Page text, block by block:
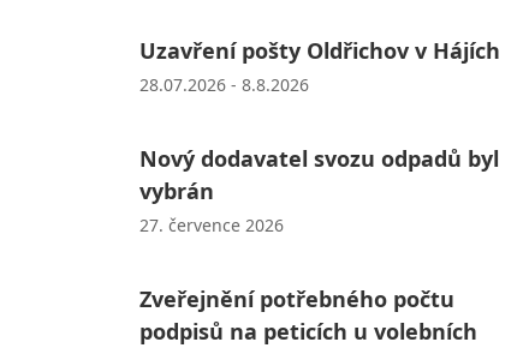
Uzavření pošty Oldřichov v Hájích
28.07.2026 - 8.8.2026
Nový dodavatel svozu odpadů byl
vybrán
27. července 2026
Zveřejnění potřebného počtu
podpisů na peticích u volebních